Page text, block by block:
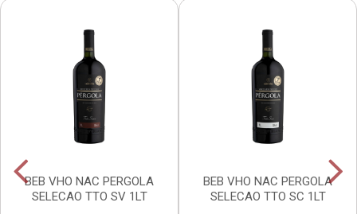
BEB VHO NAC PERGOLA
SELECAO TTO SV 1LT
BEB VHO NAC PERGOLA
SELECAO TTO SC 1LT